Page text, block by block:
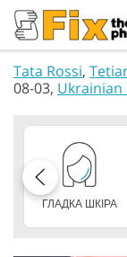
Tata Rossi,
08-03, Ukrainian
ГЛАДКА ШКІРА